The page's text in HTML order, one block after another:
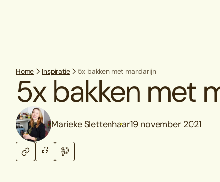
Home Inspiratie 5x bakken met mandarijn
5x bakken met
Marieke Slettenhaar19 november 2021